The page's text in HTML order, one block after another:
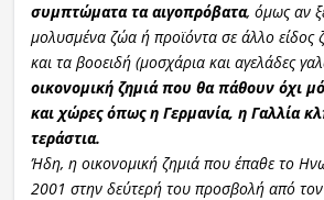
συμπτώματα τα αιγοπρόβατα, όμως αν
μολυσμένα ζώα ή προϊόντα σε άλλο είδος
και τα βοοειδή (μοσχάρια και αγελάδες
οικονομική ζημιά που θα πάθουν όχι
και χώρες όπως η Γερμανία, η Γαλλία
τεράστια.
Ήδη, η οικονομική ζημιά που έπαθε το
2001 στην δεύτερή του προσβολή από